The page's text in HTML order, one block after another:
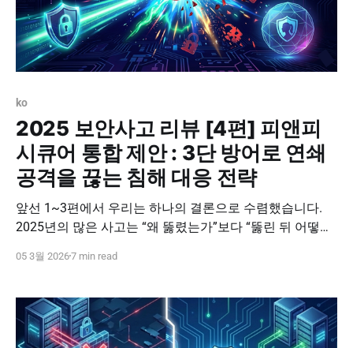
ko
2025 보안사고 리뷰 [4편] 피앤피
시큐어 통합 제안 : 3단 방어로 연쇄
공격을 끊는 침해 대응 전략
앞선 1~3편에서 우리는 하나의 결론으로 수렴했습니다.
2025년의 많은 사고는 “왜 뚫렸는가”보다 “뚫린 뒤 어떻게,
부에서 이동이 이어지고, 마지막 실행(암호화/삭제/유출)
의 마지막 편은 피앤피시큐어의 대응 전략으로 정리합니
다. PNPSECURE는 사람(ICA)–이동(Server
05 3월 20267 min read